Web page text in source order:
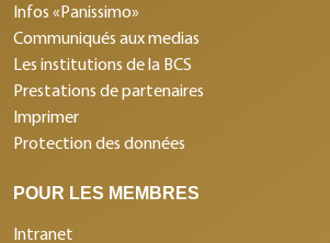
Infos «Panissimo»
Communiqués aux medias
Les institutions de la BCS
Prestations de partenaires
Imprimer
Protection des données
POUR LES MEMBRES
Intranet